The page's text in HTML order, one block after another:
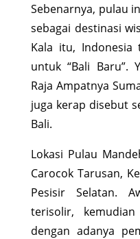
Sebenarnya, pulau
sebagai destinasi
Kala itu, Indonesia
untuk “Bali Baru”.
Raja Ampatnya
juga kerap disebut
Bali.
Lokasi Pulau
Carocok Tarusan,
Pesisir Selatan.
terisolir,
dengan adanya